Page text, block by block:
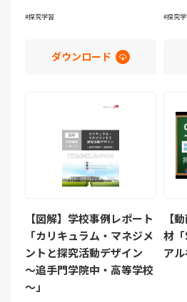
探究学習
ダウンロード
探究
【図解】学校事例レポート
「カリキュラム・マネジメ
ントと探究活動デザイン
～追手門学院中・高等学校
～」
【
材
ア